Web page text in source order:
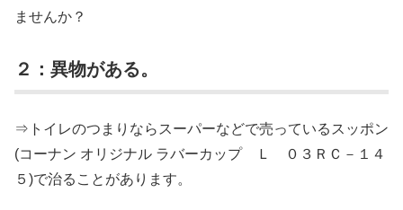
ませんか？
２：異物がある。
⇒トイレのつまりならスーパーなどで売っているスッポン
(コーナン オリジナル ラバーカップ Ｌ ０３ＲＣ－１４
５)で治ることがあります。